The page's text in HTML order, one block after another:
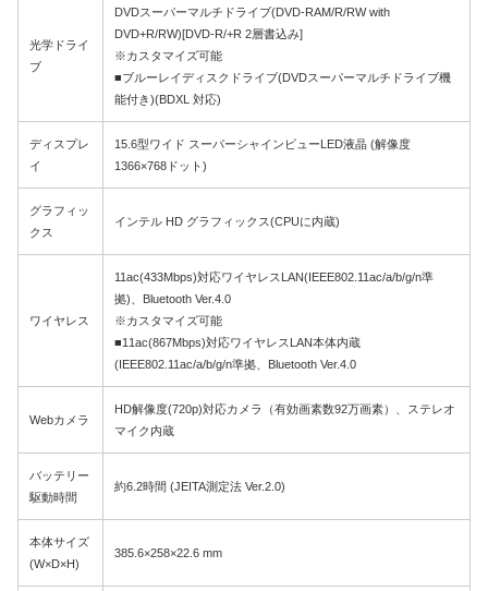
光学ドライ
ブ
DVDスーパーマルチドライブ(DVD-RAM/R/RW with
DVD+R/RW)[DVD-R/+R 2層書込み]
※カスタマイズ可能
■ブルーレイディスクドライブ(DVDスーパーマルチドライブ機
能付き)(BDXL 対応)
ディスプレ
イ
15.6型ワイド スーパーシャインビューLED液晶 (解像度
1366×768ドット)
グラフィッ
クス
インテル HD グラフィックス(CPUに内蔵)
ワイヤレス
11ac(433Mbps)対応ワイヤレスLAN(IEEE802.11ac/a/b/g/n準
拠)、Bluetooth Ver.4.0
※カスタマイズ可能
■11ac(867Mbps)対応ワイヤレスLAN本体内蔵
(IEEE802.11ac/a/b/g/n準拠、Bluetooth Ver.4.0
Webカメラ
HD解像度(720p)対応カメラ（有効画素数92万画素）、ステレオ
マイク内蔵
バッテリー
駆動時間
約6.2時間 (JEITA測定法 Ver.2.0)
本体サイズ
(W×D×H)
385.6×258×22.6 mm